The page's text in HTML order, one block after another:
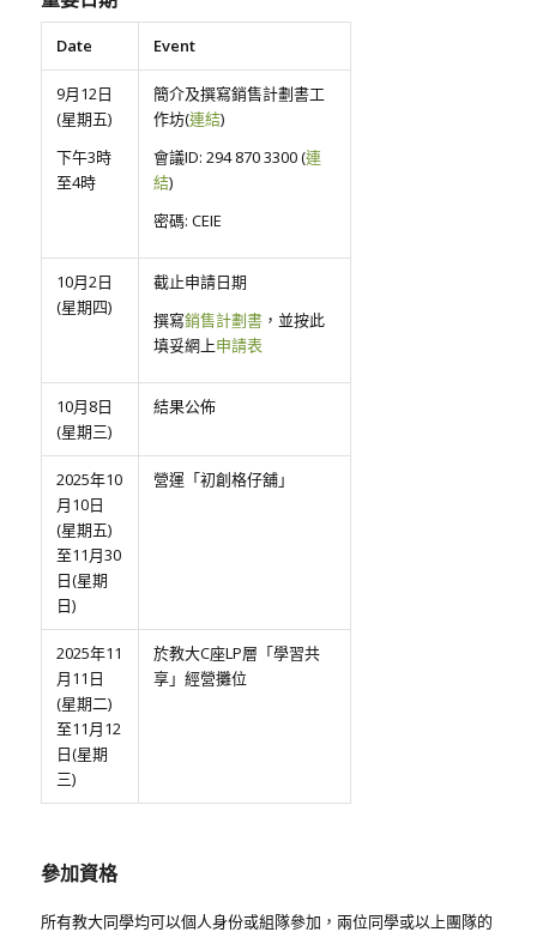
Date Event
9月12日
(星期五)
下午3時
至4時
簡介及撰寫銷售計劃書工
作坊(連結)
會議ID: 294 870 3300 (連
結)
密碼: CEIE
10月2日
(星期四)
截止申請日期
撰寫銷售計劃書，並按此
填妥網上申請表
10月8日
(星期三)
結果公佈
2025年10
月10日
(星期五)
至11月30
日(星期
日)
營運「初創格仔舖」
2025年11
月11日
(星期二)
至11月12
日(星期
三)
於教大C座LP層「學習共
享」經營攤位
參加資格
所有教大同學均可以個人身份或組隊參加，兩位同學或以上團隊的